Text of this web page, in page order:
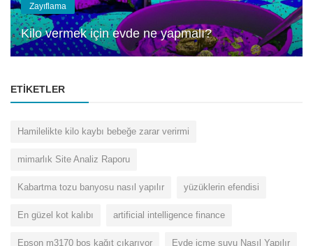
Zayıflama
Kilo vermek için evde ne yapmalı?
ETIKETLER
Hamilelikte kilo kaybı bebeğe zarar verirmi
mimarlık Site Analiz Raporu
Kabartma tozu banyosu nasıl yapılır yüzüklerin efendisi
En güzel kot kalıbı artificial intelligence finance
Epson m3170 boş kağıt çıkarıyor Evde içme suyu Nasıl Yapılır